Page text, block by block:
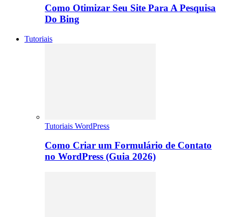
Como Otimizar Seu Site Para A Pesquisa
Do Bing
Tutoriais
Tutoriais WordPress
Como Criar um Formulário de Contato
no WordPress (Guia 2026)